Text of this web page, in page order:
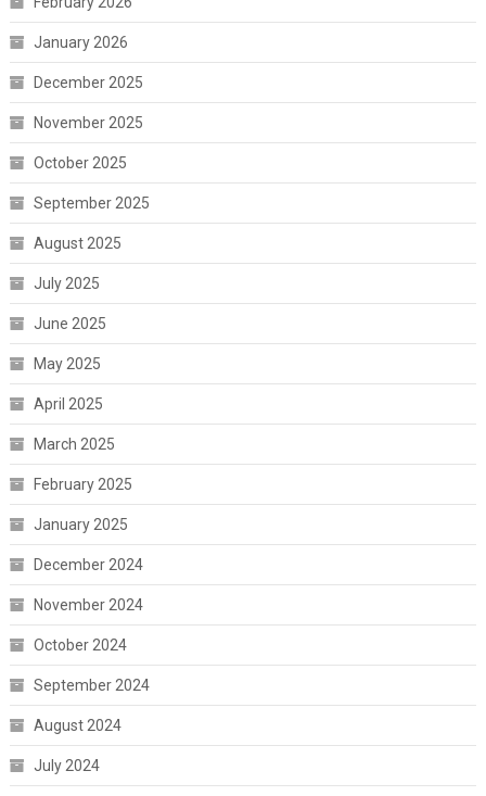
January 2026
December 2025
November 2025
October 2025
September 2025
August 2025
July 2025
June 2025
May 2025
April 2025
March 2025
February 2025
January 2025
December 2024
November 2024
October 2024
September 2024
August 2024
July 2024